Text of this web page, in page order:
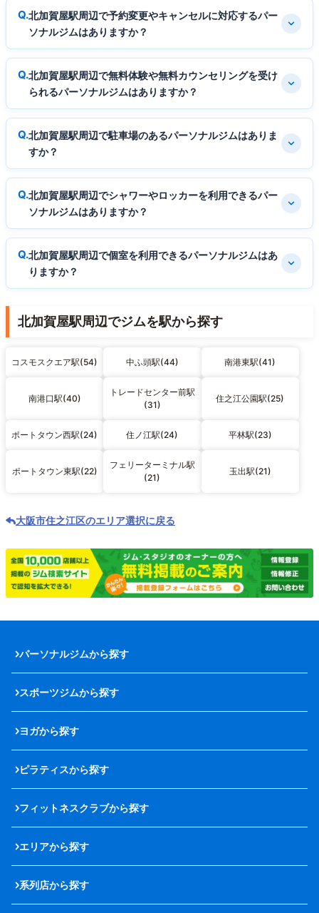
北加賀屋駅周辺で予約変更やキャンセルに対応するパー
ソナルジムはありますか？
北加賀屋駅周辺で無料体験や無料カウンセリングを受け
られるパーソナルジムはありますか？
北加賀屋駅周辺で駐車場のあるパーソナルジムはありま
すか？
北加賀屋駅周辺でシャワーやロッカーを利用できるパー
ソナルジムはありますか？
北加賀屋駅周辺で個室を利用できるパーソナルジムはあ
りますか？
北加賀屋駅周辺でジムを駅から探す
コスモスクエア駅(54) 中ふ頭駅(44) 南港東駅(41)
南港口駅(40)
トレードセンター前駅
(31)
住之江公園駅(25)
ポートタウン西駅(24) 住ノ江駅(24) 平林駅(23)
ポートタウン東駅(22)
フェリーターミナル駅
(21)
玉出駅(21)
大阪市住之江区のエリア選択に戻る
パーソナルジムから探す
スポーツジムから探す
ヨガから探す
ピラティスから探す
フィットネスクラブから探す
エリアから探す
系列店から探す